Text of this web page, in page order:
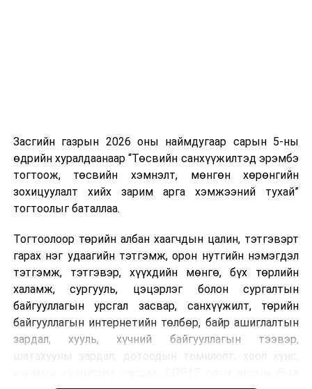
Шинэ хууль Францын зах зээлд үйлчилдэг гадаадын
дуудлагын төвүүдэд нөлөөлөхөөр байна. Тухайлбал,
Мароккогийн дуудлагын төвүүдийн орлогын 80 гаруй
хувь Францын зах зээлээс бүрддэг бөгөөд тус улсын
40–50 мянган ажлын байр эрсдэлд орж болзошгүйг
Засгийн газрын 2026 оны наймдугаар сарын 5-ны
өдрийн хуралдаанаар “Төсвийн санхүүжилтэд эрэмбэ
тогтоож, төсвийн хэмнэлт, мөнгөн хөрөнгийн
зохицуулалт хийх зарим арга хэмжээний тухай”
тогтоолыг баталлаа.
Тогтоолоор төрийн албан хаагчдын цалин, тэтгэвэрт
гарах нэг удаагийн тэтгэмж, орон нутгийн нэмэгдэл
тэтгэмж, тэтгэвэр, хүүхдийн мөнгө, бүх төрлийн
халамж, сургууль, цэцэрлэг болон сургалтын
байгууллагын урсгал засвар, санхүүжилт, төрийн
байгууллагын интернетийн төлбөр, байр ашиглалтын
зардал, хууль, хүчний байгууллагын тээвэр,